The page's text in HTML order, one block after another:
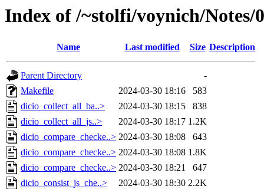
Index of /~stolfi/voynich/
Name Last modified Size Description
Parent Directory
-
Makefile
2024-03-30 18:16
583
dicio_collect_all_ba..>
2024-03-30 18:15
838
dicio_collect_all_js..>
2024-03-30 18:17 1.2K
dicio_compare_checke..> 2024-03-30 18:08
643
dicio_compare_checke..> 2024-03-30 18:08 1.8K
dicio_compare_checke..> 2024-03-30 18:21
647
dicio_consist_js_che..>
2024-03-30 18:30 2.2K